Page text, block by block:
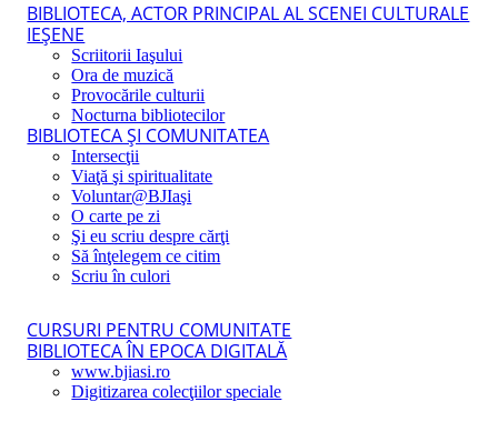
BIBLIOTECA, ACTOR PRINCIPAL AL SCENEI CULTURALE
IEŞENE
Scriitorii Iaşului
Ora de muzică
Provocările culturii
Nocturna bibliotecilor
BIBLIOTECA ŞI COMUNITATEA
Intersecţii
Viaţă şi spiritualitate
Voluntar@BJIaşi
O carte pe zi
Şi eu scriu despre cărţi
Să înţelegem ce citim
Scriu în culori
CURSURI PENTRU COMUNITATE
BIBLIOTECA ÎN EPOCA DIGITALĂ
www.bjiasi.ro
Digitizarea colecţiilor speciale